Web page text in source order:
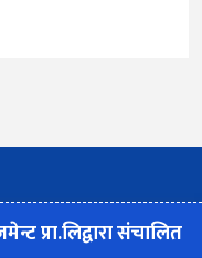
प्रा.लिद्वारा संचालित